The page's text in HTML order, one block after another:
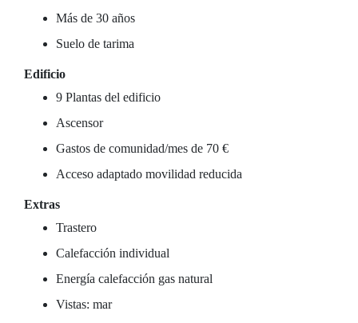
Más de 30 años
Suelo de tarima
Edificio
9 Plantas del edificio
Ascensor
Gastos de comunidad/mes de 70 €
Acceso adaptado movilidad reducida
Extras
Trastero
Calefacción individual
Energía calefacción gas natural
Vistas: mar